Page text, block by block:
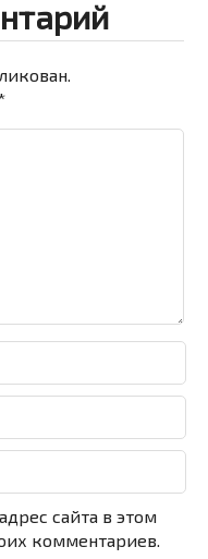
сайта в этом
комментариев.